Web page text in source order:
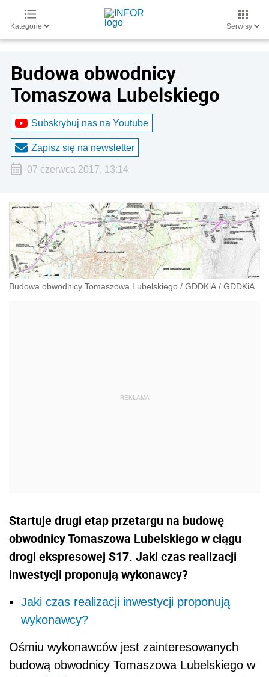
Kategorie Serwisy
Budowa obwodnicy
Tomaszowa Lubelskiego
Subskrybuj nas na Youtube
Zapisz się na newsletter
07 czerwca 2017, 13:14
Budowa obwodnicy Tomaszowa Lubelskiego / GDDKiA / GDDKiA
Startuje drugi etap przetargu na budowę
obwodnicy Tomaszowa Lubelskiego w ciągu
drogi ekspresowej S17. Jaki czas realizacji
inwestycji proponują wykonawcy?
Jaki czas realizacji inwestycji proponują
wykonawcy?
Ośmiu wykonawców jest zainteresowanych
budową obwodnicy Tomaszowa Lubelskiego w